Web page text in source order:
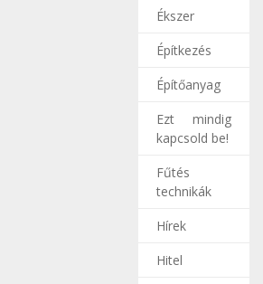
Ékszer
Építkezés
Építőanyag
Ezt mindig
kapcsold be!
Fűtés
technikák
Hírek
Hitel